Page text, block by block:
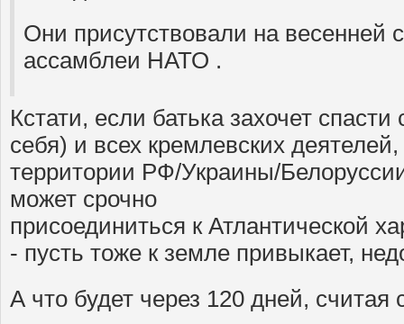
Они присутствовали на весенней
ассамблеи НАТО .
Кстати, если батька захочет
себя) и всех кремлевских
территории РФ/Украины/
может срочно
присоединиться к Атлантической
- пусть тоже к земле привыкает,
А что будет через 120 дней, считая